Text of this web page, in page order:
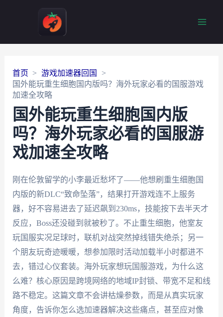
首页
游戏加速器回国
国外能玩重生细胞国内版吗？海外玩家必看的国服游戏
加速全攻略
国外能玩重生细胞国内版
吗？海外玩家必看的国服游
戏加速全攻略
刚在伦敦留学的小李最近愁坏了——他想刷重生细胞国
内版的新DLC“致命坠落”，结果打开游戏连不上服务
器，好不容易进去了延迟飙到230ms，技能按下去半天才
反应，Boss还没碰到就被秒了。不止重生细胞，他室友
玩国服实况足球时，联机对战突然掉线错失绝杀；另一
个朋友玩奇迹暖暖，想参加限时活动加载半小时都进不
去，错过心仪套装。海外玩家想玩国服游戏，为什么这
么难？核心原因是跨境网络的地域IP封锁、带宽不足和线
路不稳定。这篇文章不会讲枯燥参数，而是从真实玩家
角度，告诉你怎么选加速器解决这些痛点，甚至应对像